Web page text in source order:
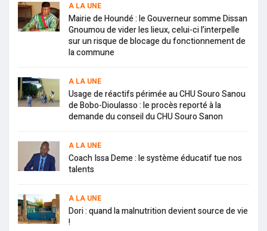
A LA UNE
Mairie de Houndé : le Gouverneur somme Dissan
Gnoumou de vider les lieux, celui-ci l’interpelle
sur un risque de blocage du fonctionnement de
la commune
A LA UNE
Usage de réactifs périmée au CHU Souro Sanou
de Bobo-Dioulasso : le procès reporté à la
demande du conseil du CHU Souro Sanon
A LA UNE
Coach Issa Deme : le système éducatif tue nos
talents
A LA UNE
Dori : quand la malnutrition devient source de vie
!